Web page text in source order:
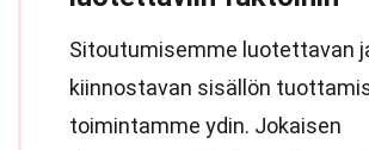
Sitoutumisemme luotettavan
kiinnostavan sisällön
toimintamme ydin. Jokaisen